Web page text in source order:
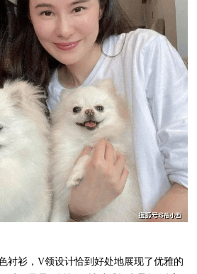
衬衫，V领设计恰到好处地展现了优雅的